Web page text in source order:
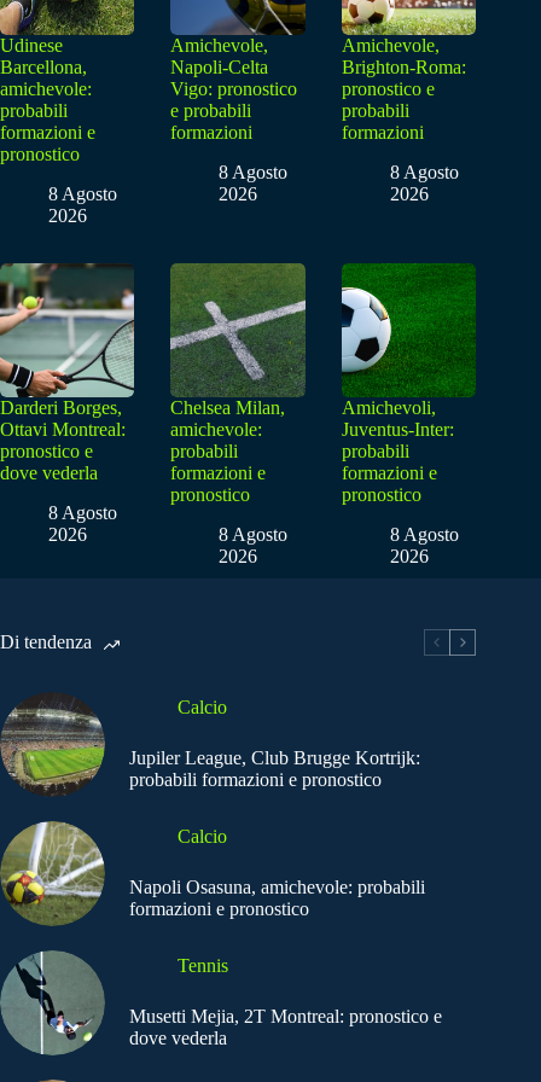
Udinese
Barcellona,
amichevole:
probabili
formazioni e
pronostico
8 Agosto
2026
Amichevole,
Napoli-Celta
Vigo: pronostico
e probabili
formazioni
8 Agosto
2026
Amichevole,
Brighton-Roma:
pronostico e
probabili
formazioni
8 Agosto
2026
Darderi Borges,
Ottavi Montreal:
pronostico e
dove vederla
8 Agosto
2026
Chelsea Milan,
amichevole:
probabili
formazioni e
pronostico
8 Agosto
2026
Amichevoli,
Juventus-Inter:
probabili
formazioni e
pronostico
8 Agosto
2026
Di tendenza
Calcio
Jupiler League, Club Brugge Kortrijk:
probabili formazioni e pronostico
Calcio
Napoli Osasuna, amichevole: probabili
formazioni e pronostico
Tennis
Musetti Mejia, 2T Montreal: pronostico e
dove vederla